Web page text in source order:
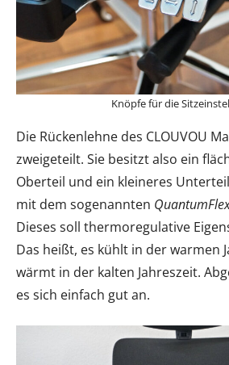
Knöpfe für die
Die Rückenlehne des CLOUVOU
zweigeteilt. Sie besitzt also ein
Oberteil und ein kleineres
mit dem sogenannten
Dieses soll thermoregulative
Das heißt, es kühlt in der warmen
wärmt in der kalten Jahreszeit.
es sich einfach gut an.